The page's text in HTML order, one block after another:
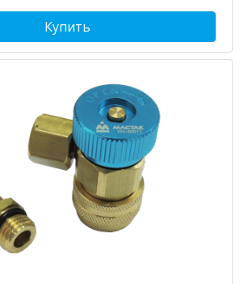
Купить